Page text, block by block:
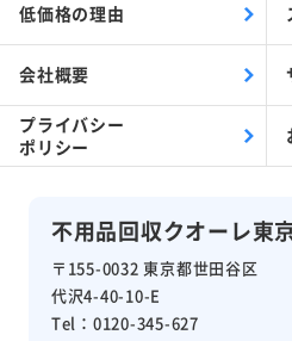
不用品回収クオーレ東
〒155-0032 東京都世田谷区
代沢4-40-10-E
Tel：0120-345-627
低価格の理由
会社概要
プライバシー
ポリシー